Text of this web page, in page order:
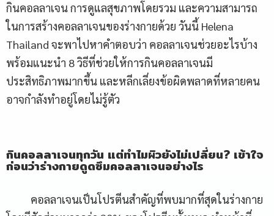
กินคอลลาเจน การดูแลสุขภาพโดยรวม และความสามารถ
ในการสร้างคอลลาเจนของร่างกายด้วย วันนี้ Helena
Thailand จะพาไปหาคำตอบว่า คอลลาเจนช่วยอะไรบ้าง
พร้อมแนะนำ 8 วิธีที่ช่วยให้การกินคอลลาเจนมี
ประสิทธิภาพมากขึ้น และหลีกเลี่ยงข้อผิดพลาดที่หลายคน
อาจกำลังทำอยู่โดยไม่รู้ตัว
กินคอลลาเจนทุกวัน แต่ทำไมผิวยังไม่เปลี่ยน? เข้าใจ
ก่อนว่าร่างกายดูดซึมคอลลาเจนอย่างไร
คอลลาเจนเป็นโปรตีนสำคัญที่พบมากที่สุดในร่างกาย